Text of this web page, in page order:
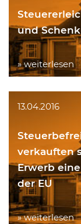
und
» weiterlesen
13.04.2016
verkauften
Erwerb
der EU
» weiterlesen